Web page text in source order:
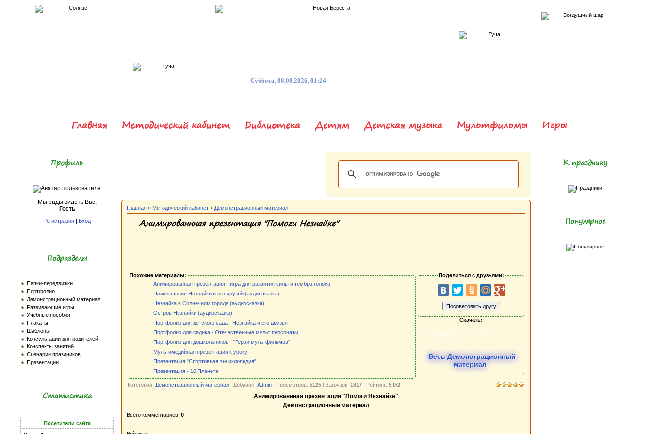
Суббота, 08.08.2026, 01:24
Главная Методический кабинет Библиотека Детям Детская музыка Мультфильмы Игры
Профиль
Мы рады видеть Вас,
Гость
Регистрация | Вход
Подразделы
Папки-передвижки
Портфолио
Демонстрационный материал
Развивающие игры
Учебные пособия
Плакаты
Шаблоны
Консультации для родителей
Конспекты занятий
Сценарии праздников
Презентации
Статистика
Посетители сайта
Главная » Методический кабинет » Демонстрационный материал
Анимированнная презентация "Помоги Незнайке"
Похожие материалы:
Анимированная презентация - игра для развития силы и тембра голоса
Приключения Незнайки и его друзей (аудиосказка)
Незнайка в Солнечном городе (аудиосказка)
Остров Незнайки (аудиосказка)
Портфолио для детского сада - Незнайка и его друзья
Портфолио для садика - Отечественные мульт персонажи
Портфолио для дошкольников - "Герои мультфильмов"
Мультимедийная презентация к уроку
Презентация "Спортивная энциклопедия"
Презентация - 10 Планета
Поделиться с друзьями:
Скачать:
Скачать (45,8 МБ)
Весь Демонстрационный
материал
Категория: Демонстрационный материал | Добавил: Admin | Просмотров: 5125 | Загрузок: 1817 | Рейтинг: 5.0/2
Анимированнная презентация "Помоги Незнайке"
Демонстрационный материал
Всего комментариев: 0
К празднику
Популярное